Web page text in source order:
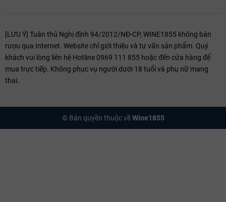
[LƯU Ý] Tuân thủ Nghị định 94/2012/NĐ-CP, WINE1855 không bán
rượu qua Internet. Website chỉ giới thiệu và tư vấn sản phẩm. Quý
khách vui lòng liên hệ Hotline 0969 111 855 hoặc đến cửa hàng để
mua trực tiếp. Không phục vụ người dưới 18 tuổi và phụ nữ mang
thai.
© Bản quyền thuộc vềWine1855